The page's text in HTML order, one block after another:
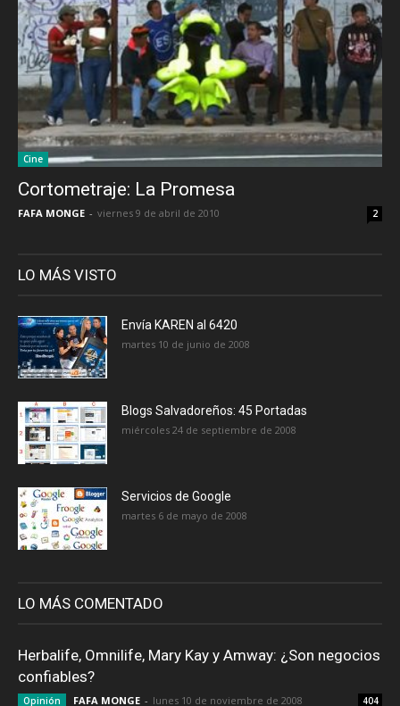
Cine
Cortometraje: La Promesa
FAFA MONGE - viernes 9 de abril de 2010 2
LO MÁS VISTO
Envía KAREN al 6420
martes 10 de junio de 2008
Blogs Salvadoreños: 45 Portadas
miércoles 24 de septiembre de 2008
Servicios de Google
martes 6 de mayo de 2008
LO MÁS COMENTADO
Herbalife, Omnilife, Mary Kay y Amway: ¿Son negocios
confiables?
Opinión FAFA MONGE - lunes 10 de noviembre de 2008 404